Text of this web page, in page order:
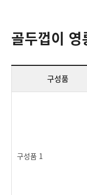
골두껍이
구성품
구성품 1